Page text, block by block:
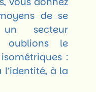
de se
secteur
oublions le
:
à la